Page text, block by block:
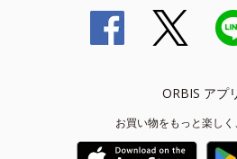
ORBIS アプ
お買い物をもっと楽しく